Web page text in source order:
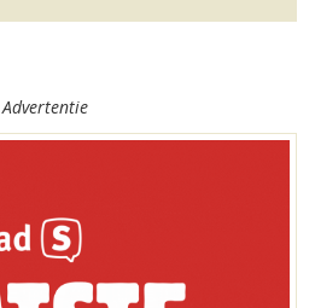
Advertentie